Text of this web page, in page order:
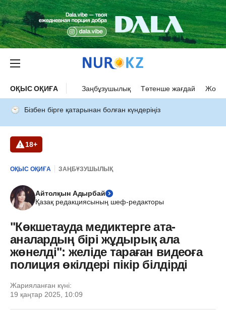
ОҚЫС ОҚИҒА Заңбұзушылық Төтенше жағдай Жол
Бізбен бірге қатарынан болған күндеріңіз
18+
ОҚЫС ОҚИҒА ЗАҢБҰЗУШЫЛЫҚ
Айтолқын Адырбай
Қазақ редакциясының шеф-редакторы
"Көкшетауда медиктерге ата-
аналардың бірі жұдырық ала
жөнелді": желіде тараған видеоға
полиция өкілдері пікір білдірді
Жарияланған күні:
19 қаңтар 2025, 10:09